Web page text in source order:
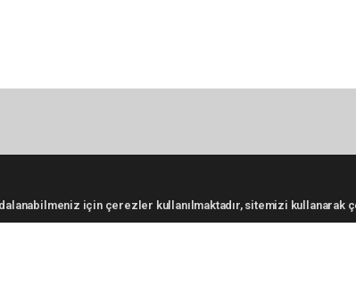
için çerezler kullanılmaktadır, sitemizi kullanarak